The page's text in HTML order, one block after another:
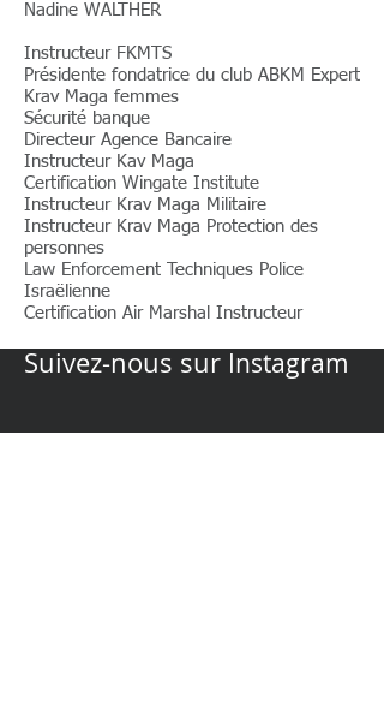
Nadine WALTHER
Instructeur FKMTS
Présidente fondatrice du club ABKM Expert
Krav Maga femmes
Sécurité banque
Directeur Agence Bancaire
Instructeur Kav Maga
Certification Wingate Institute
Instructeur Krav Maga Militaire
Instructeur Krav Maga Protection des
personnes
Law Enforcement Techniques Police
Israëlienne
Certification Air Marshal Instructeur
Suivez-nous sur Instagram